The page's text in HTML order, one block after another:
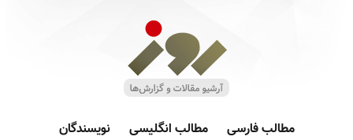
مطالب فارسی مطالب انگلیسی نویسندگان